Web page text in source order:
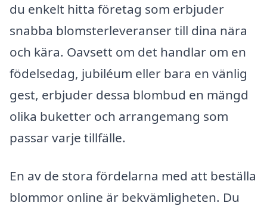
du enkelt hitta företag som erbjuder
snabba blomsterleveranser till dina nära
och kära. Oavsett om det handlar om en
födelsedag, jubiléum eller bara en vänlig
gest, erbjuder dessa blombud en mängd
olika buketter och arrangemang som
passar varje tillfälle.
En av de stora fördelarna med att beställa
blommor online är bekvämligheten. Du